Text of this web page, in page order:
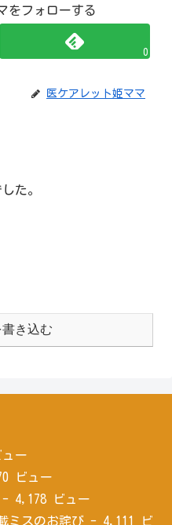
をフォローする
0
医ケアレット姫ママ
た。
き込む
ー
ビュー
- 4,178 ビュー
ミスのお詫び - 4,111 ビ